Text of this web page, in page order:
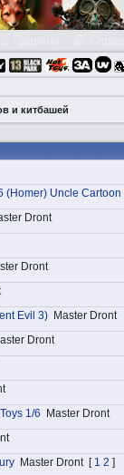
и китбашей
(Homer) Uncle
Dront
Dront
Evil 3) Master Dront
Dront
1/6
Master Dront
Master Dront [ 1 2 ]